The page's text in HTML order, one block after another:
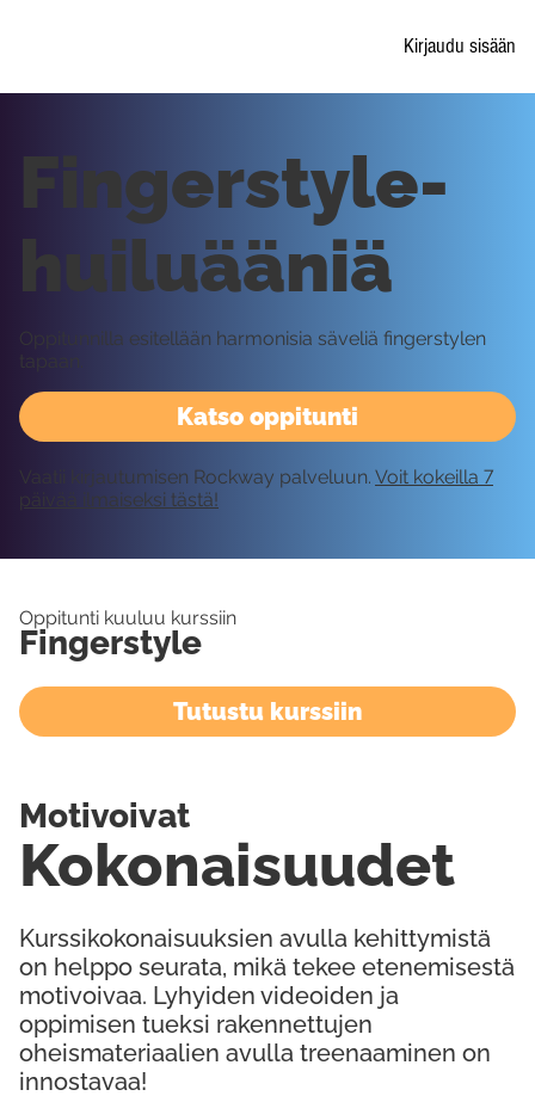
Kirjaudu sisään
Katso oppitunti
Fingerstyle-
huiluääniä
Oppitunnilla esitellään harmonisia säveliä fingerstylen
tapaan.
Vaatii kirjautumisen Rockway palveluun. Voit kokeilla 7
päivää ilmaiseksi tästä!
Oppitunti kuuluu kurssiin
Fingerstyle
Tutustu kurssiin
Kurssikokonaisuuksien avulla kehittymistä
on helppo seurata, mikä tekee etenemisestä
motivoivaa. Lyhyiden videoiden ja
oppimisen tueksi rakennettujen
oheismateriaalien avulla treenaaminen on
innostavaa!
Kokonaisuudet
Motivoivat